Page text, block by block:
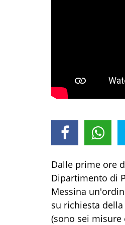
Dalle prime ore
Dipartimento di
Messina
su richiesta
(sono sei